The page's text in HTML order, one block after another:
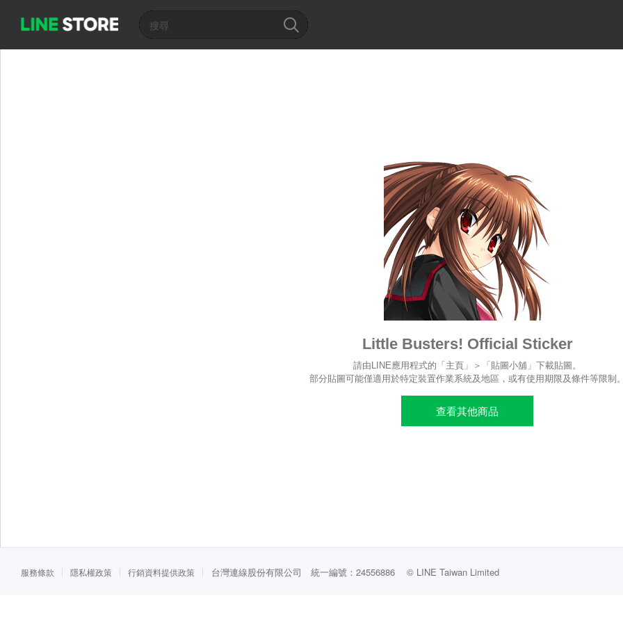
Little Busters! Official Sticker
請由LINE應用程式的「主頁」＞「貼圖小舖」下載貼圖。
部分貼圖可能僅適用於特定裝置作業系統及地區，或有使用期限及條件等限制
查看其他商品
服務條款 隱私權政策 行銷資料提供政策 台灣連線股份有限公司 統一編號：24556886 © LINE Taiwan Limited